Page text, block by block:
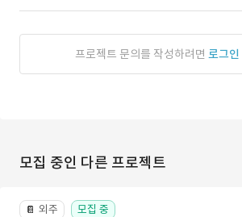
프로젝트 문의를 작성하려면 로그인
모집 중인 다른 프로젝트
📔 외주 모집 중